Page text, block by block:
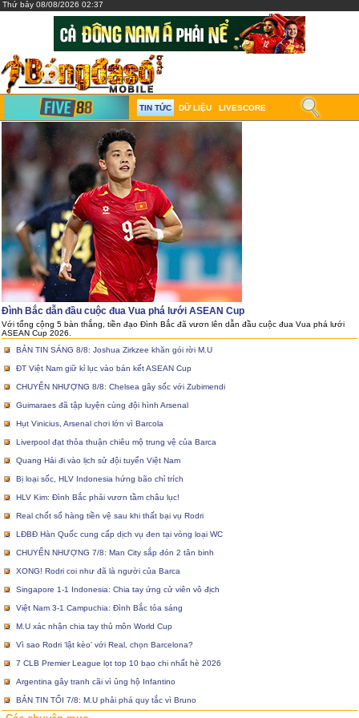
Thứ bảy 08/08/2026 02:37
TIN TỨC DỮ LIỆU LIVESCORE
Đình Bắc dẫn đầu cuộc đua Vua phá lưới ASEAN Cup
Với tổng cộng 5 bàn thắng, tiền đạo Đình Bắc đã vươn lên dẫn đầu cuộc đua Vua phá lưới
ASEAN Cup 2026.
BẢN TIN SÁNG 8/8: Joshua Zirkzee khăn gói rời M.U
ĐT Việt Nam giữ kỉ lục vào bán kết ASEAN Cup
CHUYỂN NHƯỢNG 8/8: Chelsea gây sốc với Zubimendi
Guimaraes đã tập luyện cùng đội hình Arsenal
Hụt Vinicius, Arsenal chơi lớn vì Barcola
Liverpool đạt thỏa thuận chiêu mộ trung vệ của Barca
Quang Hải đi vào lịch sử đội tuyển Việt Nam
Bị loại sốc, HLV Indonesia hứng bão chỉ trích
HLV Kim: Đình Bắc phải vươn tầm châu lục!
Real chốt sổ hàng tiền vệ sau khi thất bại vụ Rodri
LĐBĐ Hàn Quốc cung cấp dịch vụ đen tại vòng loại WC
CHUYỂN NHƯỢNG 7/8: Man City sắp đón 2 tân binh
XONG! Rodri coi như đã là người của Barca
Singapore 1-1 Indonesia: Chia tay ứng cử viên vô địch
Việt Nam 3-1 Campuchia: Đình Bắc tỏa sáng
M.U xác nhận chia tay thủ môn World Cup
Vì sao Rodri ‘lật kèo’ với Real, chọn Barcelona?
7 CLB Premier League lọt top 10 bạo chi nhất hè 2026
Argentina gây tranh cãi vì ủng hộ Infantino
BẢN TIN TỐI 7/8: M.U phải phá quy tắc vì Bruno